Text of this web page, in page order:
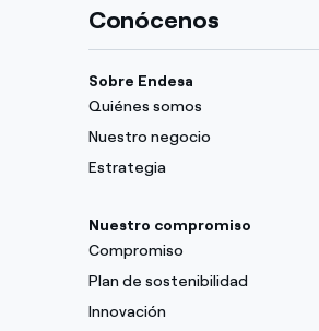
Conócenos
Sobre Endesa
Quiénes somos
Nuestro negocio
Estrategia
Nuestro compromiso
Compromiso
Plan de sostenibilidad
Innovación